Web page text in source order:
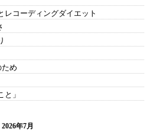
レコーディングダイエット
ため
と」
2026年7月